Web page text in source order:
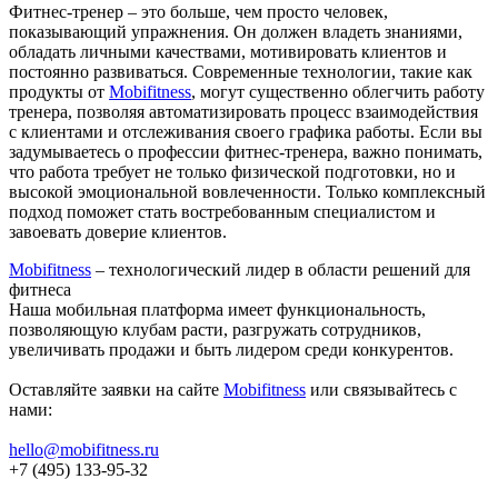
Фитнес-тренер – это больше, чем просто человек,
показывающий упражнения. Он должен владеть знаниями,
обладать личными качествами, мотивировать клиентов и
постоянно развиваться. Современные технологии, такие как
продукты от Mobifitness, могут существенно облегчить работу
тренера, позволяя автоматизировать процесс взаимодействия
с клиентами и отслеживания своего графика работы. Если вы
задумываетесь о профессии фитнес-тренера, важно понимать,
что работа требует не только физической подготовки, но и
высокой эмоциональной вовлеченности. Только комплексный
подход поможет стать востребованным специалистом и
завоевать доверие клиентов.
Mobifitness – технологический лидер в области решений для
фитнеса
Наша мобильная платформа имеет функциональность,
позволяющую клубам расти, разгружать сотрудников,
увеличивать продажи и быть лидером среди конкурентов.
Оставляйте заявки на сайте Mobifitness или связывайтесь с
нами:
hello@mobifitness.ru
+7 (495) 133-95-32